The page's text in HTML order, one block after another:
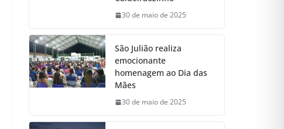
30 de maio de 2025
São Julião realiza
emocionante
homenagem ao Dia das
Mães
30 de maio de 2025